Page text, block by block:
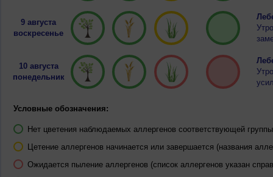
9 августа
воскресенье
10 августа
понедельник
Условные обозначения:
Нет цветения наблюдаемых аллергенов соответствующей
Цетение аллергенов начинается или завершается (названия
Ожидается пыление аллергенов (список аллергенов указан